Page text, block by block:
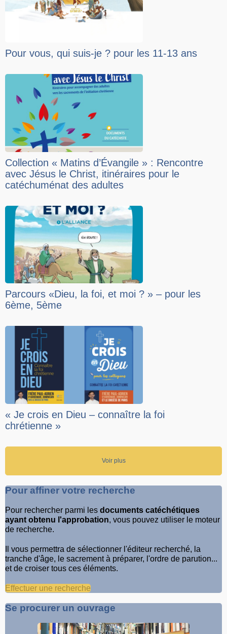
Pour vous, qui suis-je ? pour les 11-13 ans
Collection « Matins d’Évangile » : Rencontre
avec Jésus le Christ, itinéraires pour le
catéchuménat des adultes
Parcours «Dieu, la foi, et moi ? » – pour les
6ème, 5ème
« Je crois en Dieu – connaître la foi
chrétienne »
Voir plus
Pour affiner votre recherche
Pour rechercher parmi les documents catéchétiques
ayant obtenu l'approbation, vous pouvez utiliser le moteur
de recherche.
Il vous permettra de sélectionner l'éditeur recherché, la
tranche d'âge, le sacrement à préparer, l'ordre de parution...
et de croiser tous ces éléments.
Effectuer une recherche
Se procurer un ouvrage